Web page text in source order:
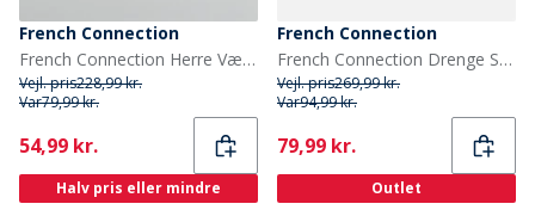
French Connection
French Connection Herre Vævet Bælte Sten/Sten Læder
Vejl. pris228,99 kr.
Var79,99 kr.
Current
54,99 kr.
Halv pris eller mindre
French Connection
French Connection Drenge Seler Sandaler Light Blue/White Logo
Vejl. pris269,99 kr.
Var94,99 kr.
Current
79,99 kr.
Outlet